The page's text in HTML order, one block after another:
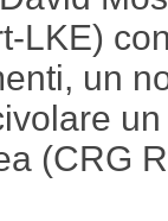
LKE)
un
un
(CRG